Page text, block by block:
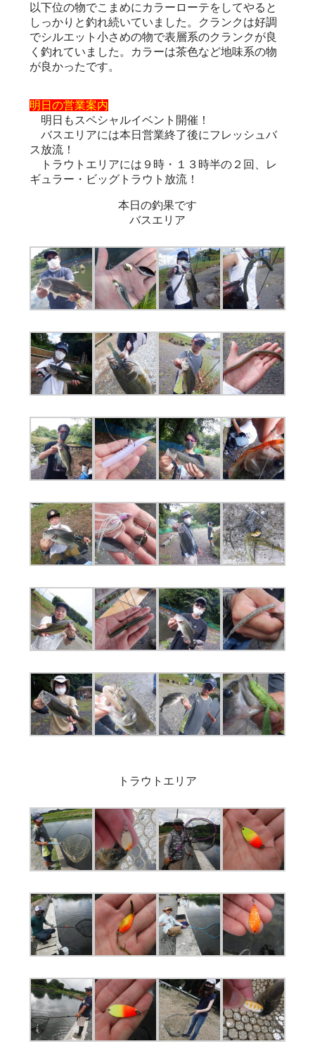
以下位の物でこまめにカラーローテをしてやると
しっかりと釣れ続いていました。クランクは好調
でシルエット小さめの物で表層系のクランクが良
く釣れていました。カラーは茶色など地味系の物
が良かったです。
明日の営業案内
明日もスペシャルイベント開催！
バスエリアには本日営業終了後にフレッシュバ
ス放流！
トラウトエリアには９時・１３時半の２回、レ
ギュラー・ビッグトラウト放流！
本日の釣果です
バスエリア
トラウトエリア